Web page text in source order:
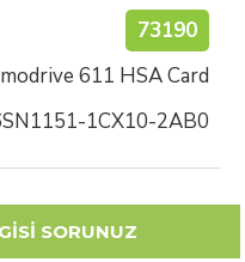
73190
611 HSA Card
1CX10-2AB0
SORUNUZ